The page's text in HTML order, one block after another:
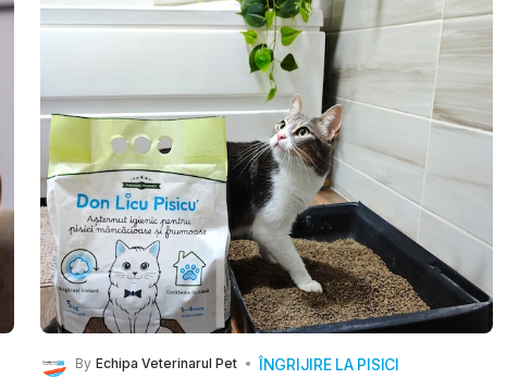
By Echipa Veterinarul Pet ÎNGRIJIRE LA PISICI